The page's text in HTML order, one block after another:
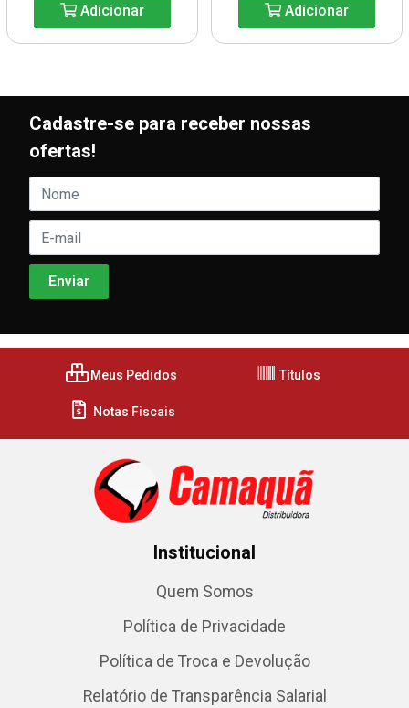
Adicionar Adicionar
Cadastre-se para receber nossas
ofertas!
Meus Pedidos Títulos
Notas Fiscais
Institucional
Quem Somos
Política de Privacidade
Política de Troca e Devolução
Relatório de Transparência Salarial